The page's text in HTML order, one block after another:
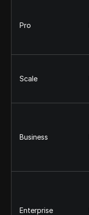
Pro
Scale
Business
Enterprise